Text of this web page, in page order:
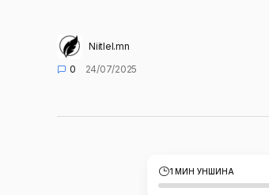
Niitlel.mn
0
24/07/2025
1 МИН УНШИНА